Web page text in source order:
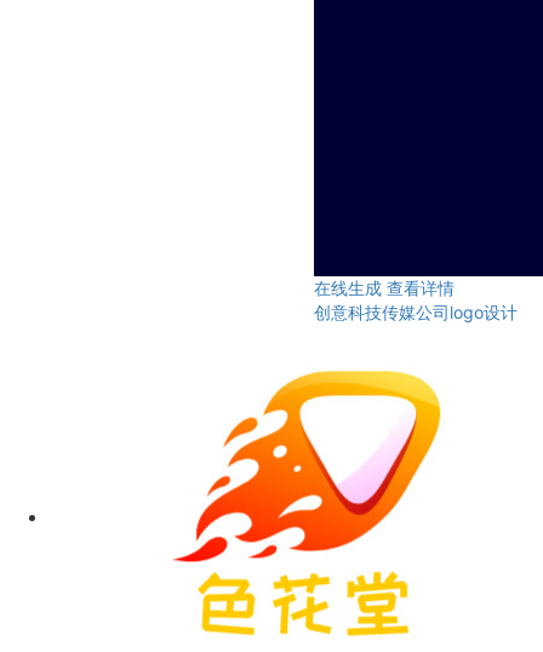
在线生成 查看详情
创意科技传媒公司logo设计